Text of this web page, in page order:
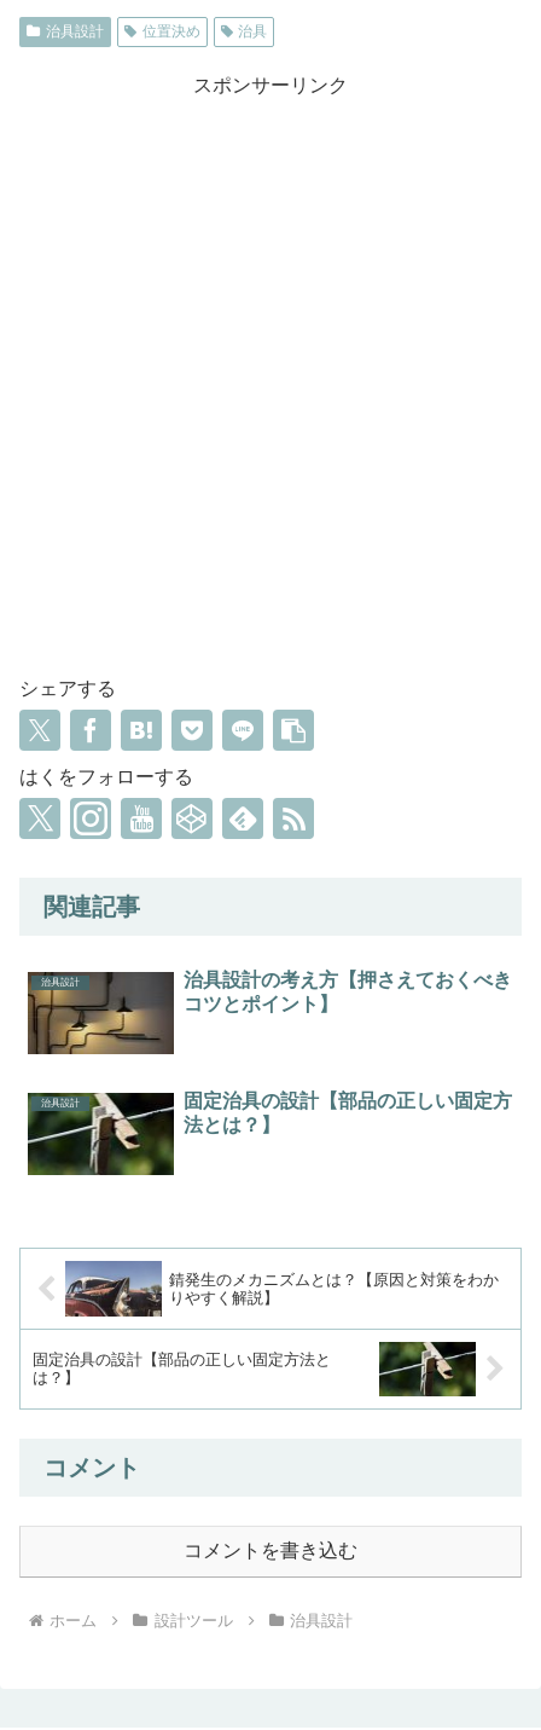
治具設計 位置決め 治具
スポンサーリンク
シェアする
はくをフォローする
関連記事
治具設計
治具設計の考え方【押さえておくべき
コツとポイント】
治具設計
固定治具の設計【部品の正しい固定方
法とは？】
錆発生のメカニズムとは？【原因と対策をわか
りやすく解説】
固定治具の設計【部品の正しい固定方法と
は？】
コメント
コメントを書き込む
ホーム 設計ツール 治具設計